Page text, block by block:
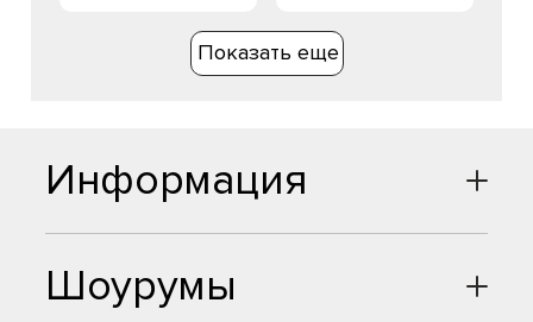
Показать еще
Шоурумы
Информация